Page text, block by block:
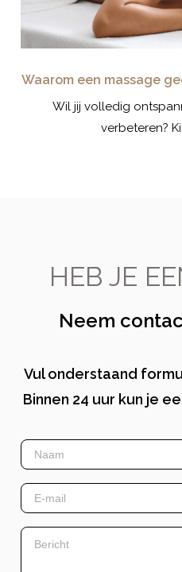
Waarom een massage
Wil jij volledig
verbeteren?
HEB JE
Neem
Vul onderstaand
Binnen 24 uur kun je